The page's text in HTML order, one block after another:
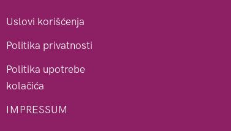
Uslovi korišćenja
Politika privatnosti
Politika upotrebe
kolačića
IMPRESSUM